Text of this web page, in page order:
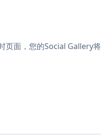
面，您的Social Gallery将